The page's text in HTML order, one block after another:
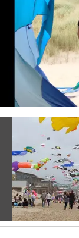
Vorige